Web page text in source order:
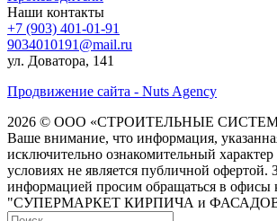
Наши контакты
+7 (903) 401-01-91
9034010191@mail.ru
ул. Доватора, 141
Продвижение сайта - Nuts Agency
2026 © ООО «СТРОИТЕЛЬНЫЕ
Ваше внимание, что информация,
исключительно ознакомительный
условиях не является публичной офертой.
информацией просим обращаться в офисы
"СУПЕРМАРКЕТ КИРПИЧА и